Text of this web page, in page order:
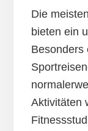
Die
bieten ein
Besonders
Aktivitäten